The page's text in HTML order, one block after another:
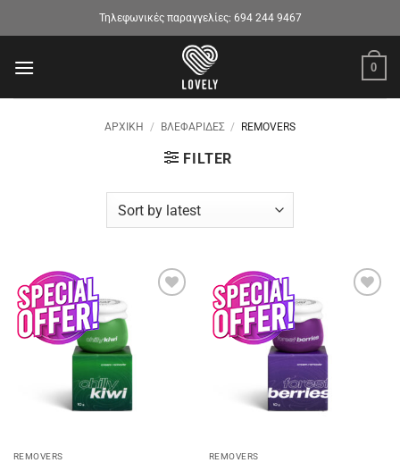
στο
Τηλεφωνικές παραγγελίες: 694 244 9467
0
ΑΡΧΙΚΉ / ΒΛΕΦΑΡΙΔΕΣ / REMOVERS
FILTER
REMOVERS REMOVERS